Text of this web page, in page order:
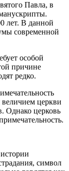
Павла, в
лет. В данной
современной
особой
причине
редко.
церкви
Однако церковь
символ